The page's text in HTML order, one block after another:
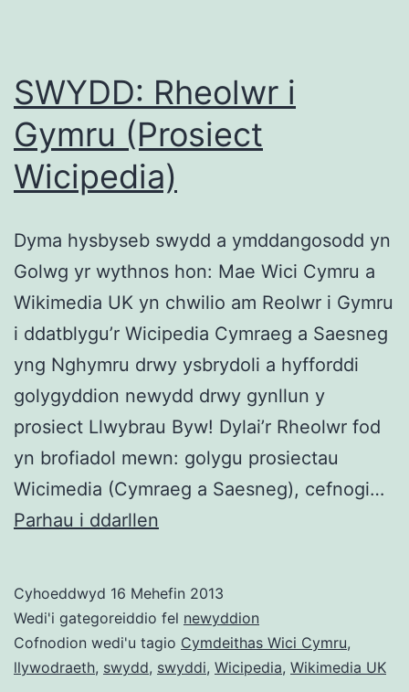
SWYDD: Rheolwr i
Gymru (Prosiect
Wicipedia)
Dyma hysbyseb swydd a ymddangosodd yn
Golwg yr wythnos hon: Mae Wici Cymru a
Wikimedia UK yn chwilio am Reolwr i Gymru
i ddatblygu’r Wicipedia Cymraeg a Saesneg
yng Nghymru drwy ysbrydoli a hyfforddi
golygyddion newydd drwy gynllun y
prosiect Llwybrau Byw! Dylai’r Rheolwr fod
yn brofiadol mewn: golygu prosiectau
Wicimedia (Cymraeg a Saesneg), cefnogi…
Parhau i ddarllen
Gymru
(Prosiect
Wicipedia)
Cyhoeddwyd 16 Mehefin 2013
Wedi'i gategoreiddio fel newyddion
Cofnodion wedi'u tagio Cymdeithas Wici Cymru,
llywodraeth, swydd, swyddi, Wicipedia, Wikimedia UK